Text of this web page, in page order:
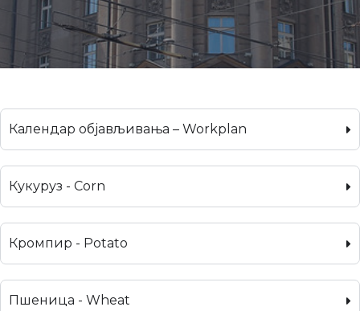
Календар објављивања – Workplan
Кукуруз - Corn
Кромпир - Potato
Пшеница - Wheat